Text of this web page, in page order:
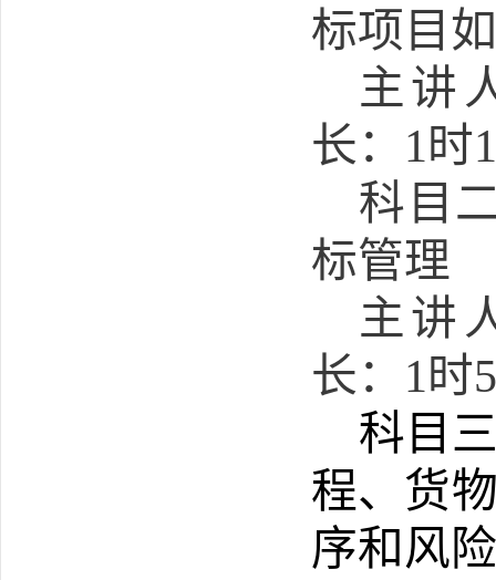
标项目
主讲
长： 1时
科目
标管理
主讲
长： 1时
科目
程、货
序和风